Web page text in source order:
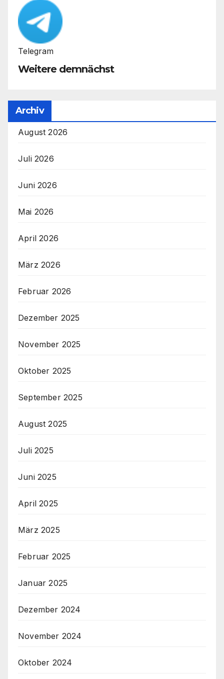
Telegram
Weitere demnächst
Archiv
August 2026
Juli 2026
Juni 2026
Mai 2026
April 2026
März 2026
Februar 2026
Dezember 2025
November 2025
Oktober 2025
September 2025
August 2025
Juli 2025
Juni 2025
April 2025
März 2025
Februar 2025
Januar 2025
Dezember 2024
November 2024
Oktober 2024